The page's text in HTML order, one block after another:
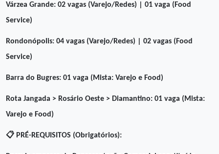
Várzea Grande: 02 vagas (Varejo/Redes) | 01 vaga (Food
Service)
Rondonópolis: 04 vagas (Varejo/Redes) | 02 vagas (Food
Service)
Barra do Bugres: 01 vaga (Mista: Varejo e Food)
Rota Jangada > Rosário Oeste > Diamantino: 01 vaga (Mista:
Varejo e Food)
📋 PRÉ-REQUISITOS (Obrigatórios):